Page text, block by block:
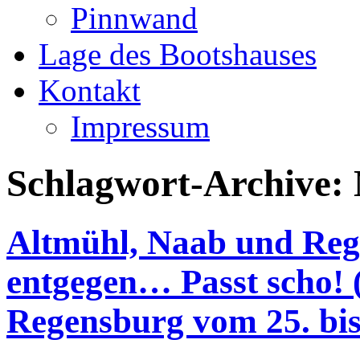
Pinnwand
Lage des Bootshauses
Kontakt
Impressum
Schlagwort-Archive:
Altmühl, Naab und
entgegen… Passt
Regensburg vom 25.